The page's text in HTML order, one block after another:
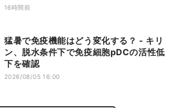
16時間前
猛暑で免疫機能はどう変化する？ - キリ
ン、脱水条件下で免疫細胞pDCの活性低
下を確認
2026/08/05 16:00